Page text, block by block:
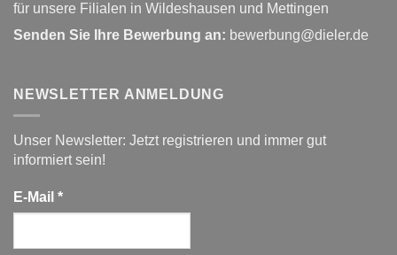
für unsere Filialen in Wildeshausen und Mettingen
Senden Sie Ihre Bewerbung an: bewerbung@dieler.de
NEWSLETTER ANMELDUNG
Unser Newsletter: Jetzt registrieren und immer gut
informiert sein!
E-Mail *